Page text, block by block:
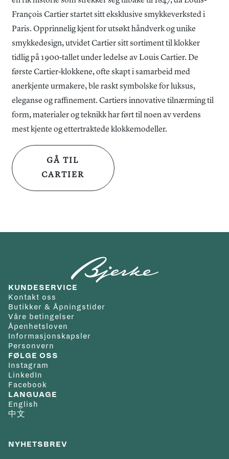
François Cartier startet sitt eksklusive smykkeverksted i
Paris. Opprinnelig kjent for utsøkt håndverk og unike
smykkedesign, utvidet Cartier sitt sortiment til klokker
tidlig på 1900-tallet under ledelse av Louis Cartier. De
første Cartier-klokkene, ofte skapt i samarbeid med
anerkjente urmakere, ble raskt symbolske for luksus,
eleganse og raffinement. Cartiers innovative tilnærming til
form, materialer og teknikk har ført til noen av verdens
mest kjente og ettertraktede klokkemodeller.
GÅ TIL
CARTIER
KUNDESERVICE
Kontakt oss
Butikker & Åpningstider
Våre betingelser
Åpenhetsloven
Informasjonskapsler
Personvern
FØLGE OSS
Instagram
LinkedIn
Facebook
LANGUAGE
English
中文
NYHETSBREV